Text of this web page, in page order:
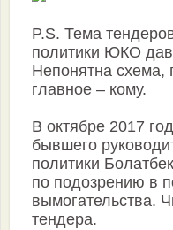
P.S. Тема
политики ЮКО
Непонятна схема,
главное – кому.
В октябре 2017
бывшего
политики
по подозрению в
вымогательства.
тендера.